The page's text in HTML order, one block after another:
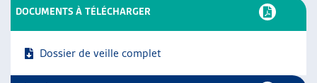
NOS PUBLICATIONS
ARTICLES
DOCUMENTS À TÉLÉCHARGER
Dossier de veille complet